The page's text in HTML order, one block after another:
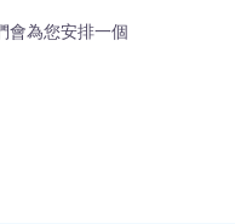
會為您安排一個